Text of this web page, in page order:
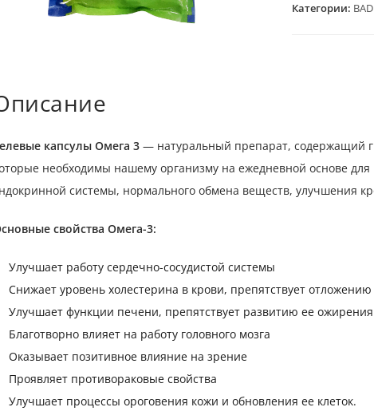
Категории:
капсулы Омега 3 — натуральный препарат, содержащий
необходимы нашему организму на ежедневной основе
системы, нормального обмена веществ, улучшения
свойства Омега-3:
Улучшает работу сердечно-сосудистой системы
Снижает уровень холестерина в крови, препятствует
Улучшает функции печени, препятствует развитию ее ожирения
Благотворно влияет на работу головного мозга
Оказывает позитивное влияние на зрение
Проявляет противораковые свойства
Улучшает процессы ороговения кожи и обновления ее клеток.